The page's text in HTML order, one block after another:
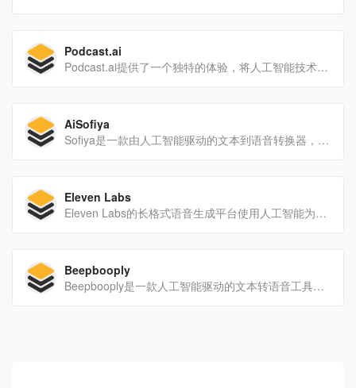
Podcast.ai
Podcast.ai提供了一个独特的体验，将人工智能技术应用于播客内容的创作。无论是机器学习爱好者还是希望以新方式了解特定主题的听众，都可以在这个平台上找到感兴趣的内容。
AiSofiya
Sofiya是一款由人工智能驱动的文本到语音转换器，可以快速准确地将文本合成为超过135种语言和方言的自然语音。它支持多种音频格式和频率，并有一个强大的声音工作室，以合并和增强...
Eleven Labs
Eleven Labs的长格式语音生成平台使用人工智能为创作者和出版商创造自然而引人注目的声音。
Beepbooply
Beepbooply是一款人工智能驱动的文本转语音工具，允许用户快速轻松地生成具有逼真声音的音频内容。超过80种语言、120种口音和900种声音，用户可以自定义他们的音频，并生成几个小...